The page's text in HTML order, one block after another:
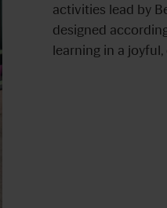
activities lead by
designed
learning in a